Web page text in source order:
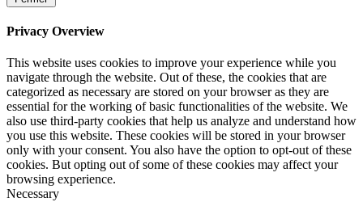
Privacy Overview
This website uses cookies to improve your experience while you
navigate through the website. Out of these, the cookies that are
categorized as necessary are stored on your browser as they are
essential for the working of basic functionalities of the website. We
also use third-party cookies that help us analyze and understand how
you use this website. These cookies will be stored in your browser
only with your consent. You also have the option to opt-out of these
cookies. But opting out of some of these cookies may affect your
browsing experience.
Necessary